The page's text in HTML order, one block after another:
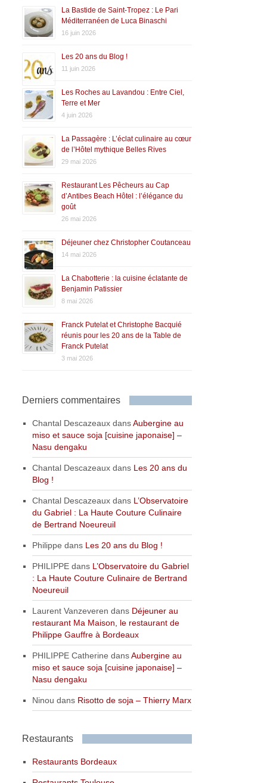
La Bastide de Saint-Tropez : Le Pari
Méditerranéen de Luca Binaschi
16 juin 2026
Les 20 ans du Blog !
11 juin 2026
Les Roches au Lavandou : Entre Ciel,
Terre et Mer
4 juin 2026
La Passagère : L’éclat culinaire au cœur
de l’Hôtel mythique Belles Rives
29 mai 2026
Restaurant Les Pêcheurs au Cap
d’Antibes Beach Hôtel : l’élégance du
goût
26 mai 2026
Déjeuner chez Christopher Coutanceau
14 mai 2026
La Chabotterie : la cuisine éclatante de
Benjamin Patissier
8 mai 2026
Franck Putelat et Christophe Bacquié
réunis pour les 20 ans de la Table de
Franck Putelat
3 mai 2026
Derniers commentaires
Chantal Descazeaux dansAubergine au
miso et sauce soja [cuisine japonaise] –
Nasu dengaku
Chantal Descazeaux dans Les 20 ans du
Blog !
Chantal Descazeaux dans L’Observatoire
du Gabriel : La Haute Couture Culinaire
de Bertrand Noeureuil
Philippe dans Les 20 ans du Blog !
PHILIPPE dans L’Observatoire du Gabriel
: La Haute Couture Culinaire de Bertrand
Noeureuil
Laurent Vanzeveren dans Déjeuner au
restaurant Ma Maison, le restaurant de
Philippe Gauffre à Bordeaux
PHILIPPE Catherine dansAubergine au
miso et sauce soja [cuisine japonaise] –
Nasu dengaku
Ninou dans Risotto de soja – Thierry Marx
Restaurants
Restaurants Bordeaux